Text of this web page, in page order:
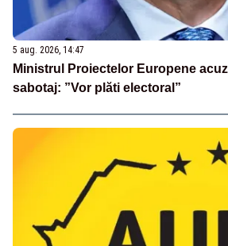
5 aug. 2026, 14:47
Ministrul Proiectelor Europene
sabotaj: ”Vor plăti electoral”